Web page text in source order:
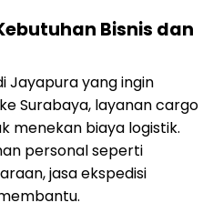
Bisnis dan
Jayapura yang ingin
Surabaya, layanan cargo
menekan biaya logistik.
personal seperti
jasa ekspedisi